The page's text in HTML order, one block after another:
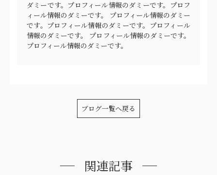
ダミーです。プロフィール情報のダミーです。プロフ
ィール情報のダミーです。 プロフィール情報のダミー
です。プロフィール情報のダミーです。プロフィール
情報のダミーです。 プロフィール情報のダミーです。
プロフィール情報のダミーです。
ブログ一覧へ戻る
関連記事